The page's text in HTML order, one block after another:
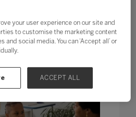
inspirar conversas
e inclusão na
Redação Bett Blog
your user experience on our site and
to customise the marketing content
and social media. You can ‘Accept all’ or
ACCEPT ALL